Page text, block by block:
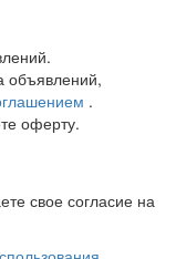
объявлений,
.
оферту.
свое согласие на